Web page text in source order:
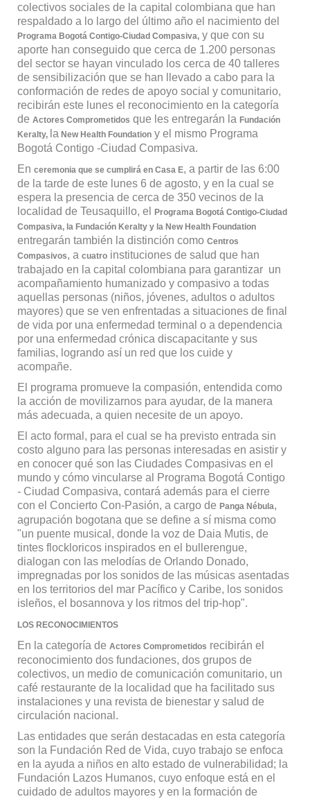
colectivos sociales de la capital colombiana que han
respaldado a lo largo del último año el nacimiento del
Programa Bogotá Contigo-Ciudad Compasiva,y que con su
aporte han conseguido que cerca de 1.200 personas
del sector se hayan vinculado los cerca de 40 talleres
de sensibilización que se han llevado a cabo para la
conformación de redes de apoyo social y comunitario,
recibirán este lunes el reconocimiento en la categoría
de Actores Comprometidos que les entregarán la Fundación
Keralty, laNew Health Foundationy el mismo Programa
Bogotá Contigo -Ciudad Compasiva.
En ceremonia que se cumplirá en Casa E, a partir de las 6:00
de la tarde de este lunes 6 de agosto, y en la cual se
espera la presencia de cerca de 350 vecinos de la
localidad de Teusaquillo, el
Programa Bogotá Contigo-Ciudad
Compasiva, la Fundación Keralty y la New Health Foundation
entregarán también la distinción como Centros
Compasivos, a cuatroinstituciones de salud que han
trabajado en la capital colombiana para garantizar un
acompañamiento humanizado y compasivo a todas
aquellas personas (niños, jóvenes, adultos o adultos
mayores) que se ven enfrentadas a situaciones de final
de vida por una enfermedad terminal o a dependencia
por una enfermedad crónica discapacitante y sus
familias, logrando así un red que los cuide y
acompañe.
El programa promueve la compasión, entendida como
la acción de movilizarnos para ayudar, de la manera
más adecuada, a quien necesite de un apoyo.
El acto formal, para el cual se ha previsto entrada sin
costo alguno para las personas interesadas en asistir y
en conocer qué son las Ciudades Compasivas en el
mundo y cómo vincularse al Programa Bogotá Contigo
- Ciudad Compasiva, contará además para el cierre
con el Concierto Con-Pasión, a cargo de Panga Nébula,
agrupación bogotana que se define a sí misma como
"un puente musical, donde la voz de Daia Mutis, de
tintes flockloricos inspirados en el bullerengue,
dialogan con las melodías de Orlando Donado,
impregnadas por los sonidos de las músicas asentadas
en los territorios del mar Pacífico y Caribe, los sonidos
isleños, el bosannova y los ritmos del trip-hop".
LOS RECONOCIMIENTOS
En la categoría de Actores Comprometidos recibirán el
reconocimiento dos fundaciones, dos grupos de
colectivos, un medio de comunicación comunitario, un
café restaurante de la localidad que ha facilitado sus
instalaciones y una revista de bienestar y salud de
circulación nacional.
Las entidades que serán destacadas en esta categoría
son la Fundación Red de Vida, cuyo trabajo se enfoca
en la ayuda a niños en alto estado de vulnerabilidad; la
Fundación Lazos Humanos, cuyo enfoque está en el
cuidado de adultos mayores y en la formación de